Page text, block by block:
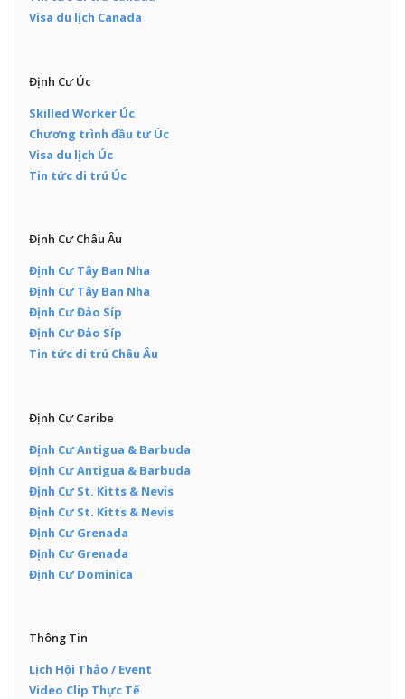
Visa du lịch Canada
Định Cư Úc
Skilled Worker Úc
Chương trình đầu tư Úc
Visa du lịch Úc
Tin tức di trú Úc
Định Cư Châu Âu
Định Cư Tây Ban Nha
Định Cư Tây Ban Nha
Định Cư Đảo Síp
Định Cư Đảo Síp
Tin tức di trú Châu Âu
Định Cư Caribe
Định Cư Antigua & Barbuda
Định Cư Antigua & Barbuda
Định Cư St. Kitts & Nevis
Định Cư St. Kitts & Nevis
Định Cư Grenada
Định Cư Grenada
Định Cư Dominica
Thông Tin
Lịch Hội Thảo / Event
Video Clip Thực Tế